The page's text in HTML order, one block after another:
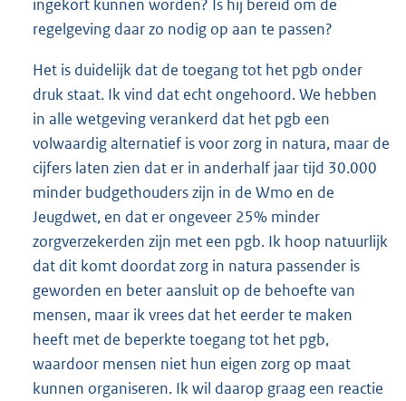
ingekort kunnen worden? Is hij bereid om de
regelgeving daar zo nodig op aan te passen?
Het is duidelijk dat de toegang tot het pgb onder
druk staat. Ik vind dat echt ongehoord. We hebben
in alle wetgeving verankerd dat het pgb een
volwaardig alternatief is voor zorg in natura, maar de
cijfers laten zien dat er in anderhalf jaar tijd 30.000
minder budgethouders zijn in de Wmo en de
Jeugdwet, en dat er ongeveer 25% minder
zorgverzekerden zijn met een pgb. Ik hoop natuurlijk
dat dit komt doordat zorg in natura passender is
geworden en beter aansluit op de behoefte van
mensen, maar ik vrees dat het eerder te maken
heeft met de beperkte toegang tot het pgb,
waardoor mensen niet hun eigen zorg op maat
kunnen organiseren. Ik wil daarop graag een reactie